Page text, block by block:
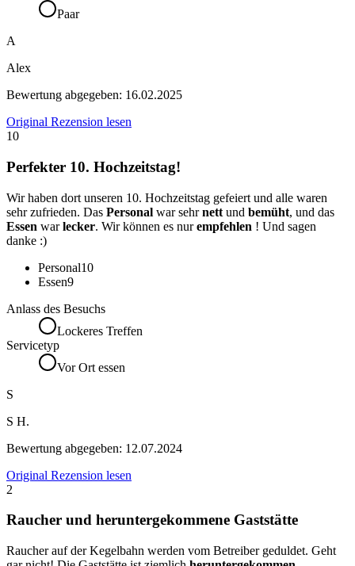
Paar
A
Alex
Bewertung abgegeben: 16.02.2025
Original Rezension lesen
10
Perfekter 10. Hochzeitstag!
Wir haben dort unseren 10. Hochzeitstag gefeiert und alle waren
sehr zufrieden. Das Personal war sehrnett und bemüht, und das
Essen warlecker. Wir können es nurempfehlen ! Und sagen
danke :)
Personal10
Essen9
Anlass des Besuchs
Lockeres Treffen
Servicetyp
Vor Ort essen
S
S H.
Bewertung abgegeben: 12.07.2024
Original Rezension lesen
2
Raucher und heruntergekommene Gaststätte
Raucher auf der Kegelbahn werden vom Betreiber geduldet. Geht